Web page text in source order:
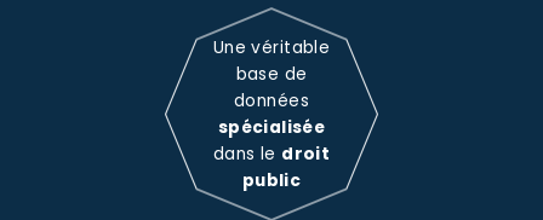
Une véritable
base de
données
spécialisée
dans le droit
public